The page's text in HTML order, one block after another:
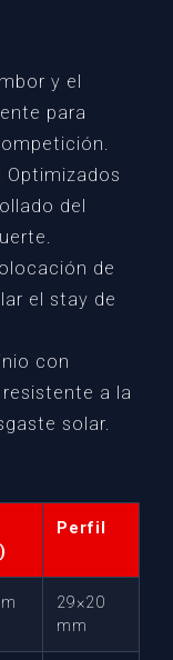
y el
para
Optimizados
del
de
el stay de
con
a la
solar.
Perfil
29×20
mm